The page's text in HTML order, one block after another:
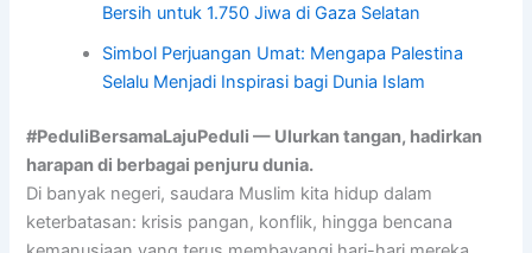
Bersih untuk 1.750 Jiwa di Gaza Selatan
Simbol Perjuangan Umat: Mengapa Palestina
Selalu Menjadi Inspirasi bagi Dunia Islam
#PeduliBersamaLajuPeduli — Ulurkan tangan, hadirkan
harapan di berbagai penjuru dunia.
Di banyak negeri, saudara Muslim kita hidup dalam
keterbatasan: krisis pangan, konflik, hingga bencana